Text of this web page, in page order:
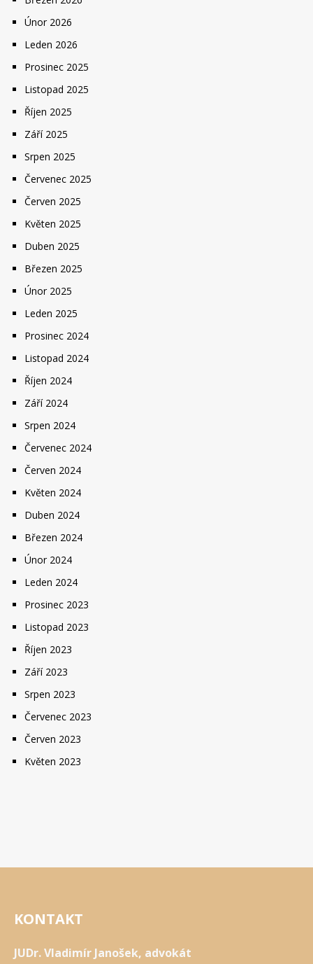
Únor 2026
Leden 2026
Prosinec 2025
Listopad 2025
Říjen 2025
Září 2025
Srpen 2025
Červenec 2025
Červen 2025
Květen 2025
Duben 2025
Březen 2025
Únor 2025
Leden 2025
Prosinec 2024
Listopad 2024
Říjen 2024
Září 2024
Srpen 2024
Červenec 2024
Červen 2024
Květen 2024
Duben 2024
Březen 2024
Únor 2024
Leden 2024
Prosinec 2023
Listopad 2023
Říjen 2023
Září 2023
Srpen 2023
Červenec 2023
Červen 2023
Květen 2023
KONTAKT
JUDr. Vladimír Janošek, advokát